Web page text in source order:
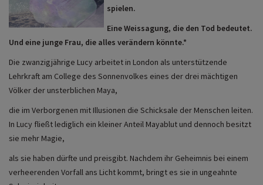
spielen.
Eine Weissagung, die den Tod bedeutet.
Und eine junge Frau, die alles verändern könnte.*
Die zwanzigjährige Lucy arbeitet in London als unterstützende
Lehrkraft am College des Sonnenvolkes eines der drei mächtigen
Völker der unsterblichen Maya,
die im Verborgenen mit Illusionen die Schicksale der Menschen leiten.
In Lucy fließt lediglich ein kleiner Anteil Mayablut und dennoch besitzt
sie mehr Magie,
als sie haben dürfte und preisgibt. Nachdem ihr Geheimnis bei einem
verheerenden Vorfall ans Licht kommt, bringt es sie in ungeahnte